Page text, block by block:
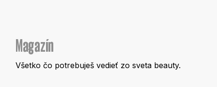
Magazín
Všetko čo potrebuješ vedieť zo sveta beauty.